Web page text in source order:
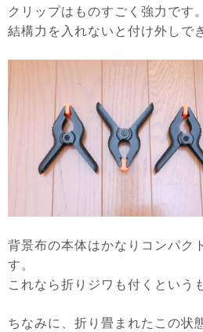
クリップはものすごく強力です。
結構力を入れないと付け外しで
背景布の本体はかなりコンパク
す。
これなら折りジワも付くという
ちなみに、折り畳まれたこの状